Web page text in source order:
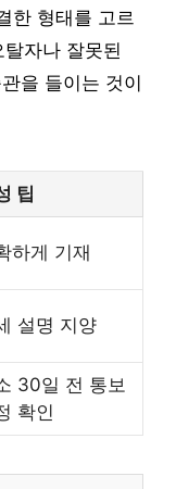
한 형태를 고르
자나 잘못된
을 들이는 것이
팁
하게 기재
설명 지양
30일 전 통보
확인